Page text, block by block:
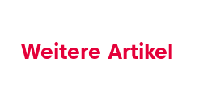
Weitere Artikel